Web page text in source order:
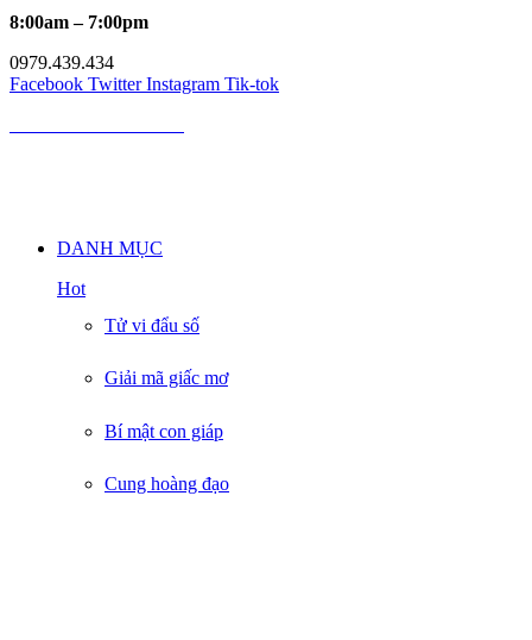
8:00am – 7:00pm
0979.439.434
Facebook Twitter Instagram Tik-tok
DANH MỤC
Hot
Tử vi đẩu số
Giải mã giấc mơ
Bí mật con giáp
Cung hoàng đạo